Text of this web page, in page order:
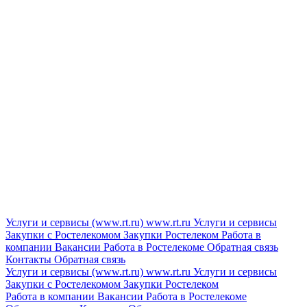
Услуги и сервисы (www.rt.ru) www.rt.ru Услуги и сервисы
Закупки с Ростелекомом Закупки Ростелеком Работа в
компании Вакансии Работа в Ростелекоме Обратная связь
Контакты Обратная связь
Услуги и сервисы (www.rt.ru) www.rt.ru Услуги и сервисы
Закупки с Ростелекомом Закупки Ростелеком
Работа в компании Вакансии Работа в Ростелекоме